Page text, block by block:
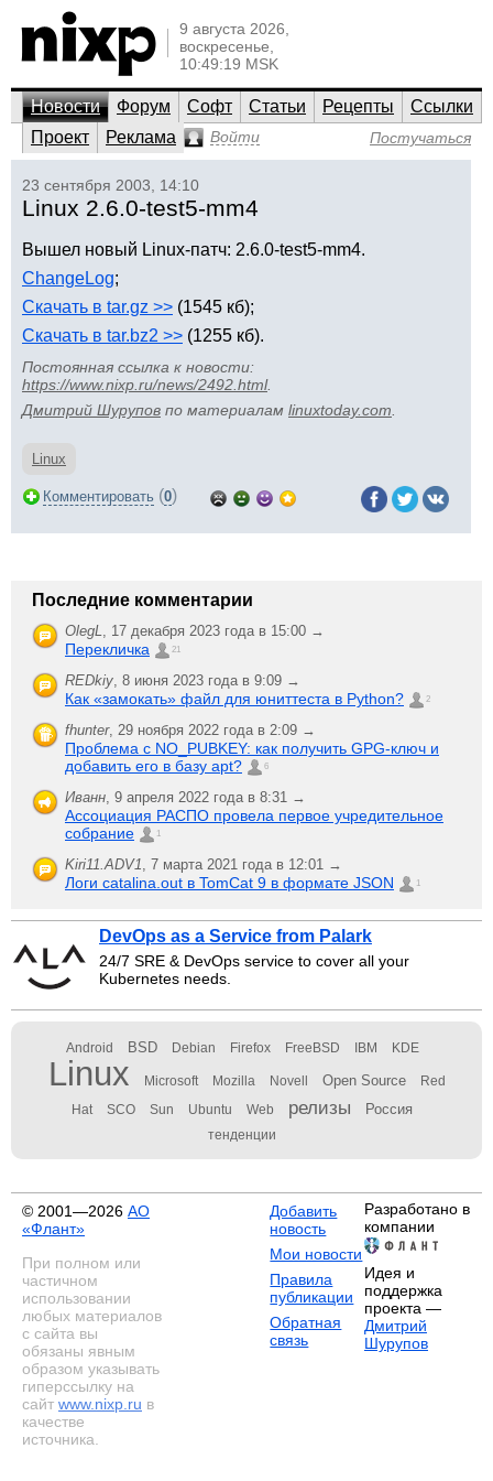
9 августа 2026,
воскресенье,
10:49:19 MSK
Новости Форум Софт Статьи Рецепты
Ссылки
Проект
Реклама Войти Постучаться
23 сентября 2003, 14:10
Linux 2.6.0-test5-mm4
Вышел новый Linux-патч: 2.6.0-test5-mm4.
ChangeLog;
Скачать в tar.gz >> (1545 кб);
Скачать в tar.bz2 >> (1255 кб).
Постоянная ссылка к новости:
https://www.nixp.ru/news/2492.html.
Дмитрий Шурупов по материалам linuxtoday.com
Linux
Комментировать (0)
Последние комментарии
OlegL, 17 декабря 2023 года в 15:00 →
Перекличка 21
REDkiy, 8 июня 2023 года в 9:09 →
Как «замокать» файл для юниттеста в Python? 2
fhunter, 29 ноября 2022 года в 2:09 →
Проблема с NO_PUBKEY: как получить GPG-ключ и
добавить его в базу apt?
6
Иванн, 9 апреля 2022 года в 8:31 →
Ассоциация РАСПО провела первое учредительное
собрание
1
Kiri11.ADV1, 7 марта 2021 года в 12:01 →
Логи catalina.out в TomCat 9 в формате JSON 1
DevOps as a Service from Palark
24/7 SRE & DevOps service to cover all your
Kubernetes needs.
Android BSD Debian Firefox FreeBSD IBM KDE
Linux Microsoft Mozilla Novell Open Source Red
Hat SCO Sun Ubuntu Web релизы Россия
тенденции
© 2001—2026 АО
«Флант»
При полном или
частичном
использовании
любых материалов
с сайта вы
обязаны явным
образом указывать
гиперссылку на
сайт www.nixp.ru в
качестве
источника.
Добавить
новость
Мои новости
Правила
публикации
Обратная
связь
Разработано в
компании
Идея и
поддержка
проекта —
Дмитрий
Шурупов